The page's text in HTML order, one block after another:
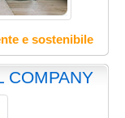
e sostenibile
COMPANY